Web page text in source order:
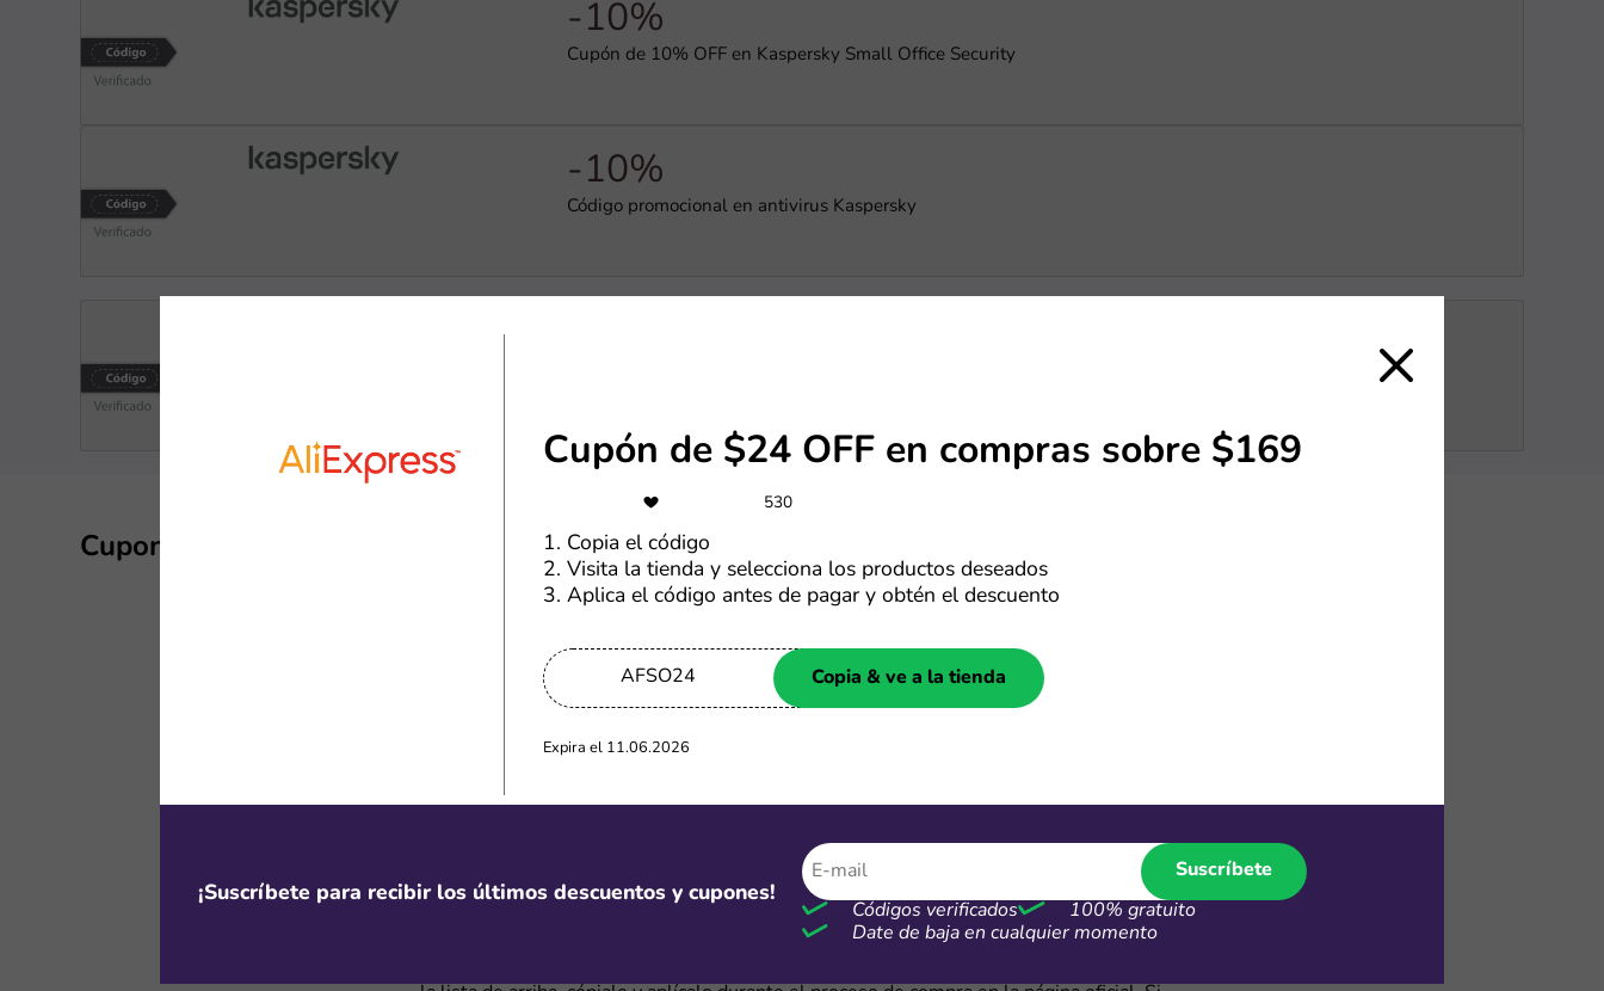
-10%
Cupón de 10% OFF en Kaspersky Small Office Security
-10%
Código promocional en antivirus Kaspersky
Cupones y descuentos de Kaspersky
Kaspersky es una marca reconocida mundialmente por ofrecer soluciones avanzadas de
Kaspersky Anti-Virus, Kaspersky Internet Security, Password Manager y Safe Kids.
Además, durante las ventas estacionales, la marca ofrece rebajas significativas, y los
planes de suscripción a largo plazo garantizan ahorros adicionales.
Cupones Kaspersky disponibles en nuestra página
En nuestro sitio web, disponemos de códigos promocionales de Kaspersky que se
licencias de software, ayudándote a proteger tus dispositivos y datos personales
mientras ahorras. Explora los códigos activos y selecciona el que mejor se ajuste a tus
Cupón de $24 OFF en compras sobre $169
530
1. Copia el código
2. Visita la tienda y selecciona los productos deseados
3. Aplica el código antes de pagar y obtén el descuento
AFSO24 Copia & ve a la tienda
Expira el 11.06.2026
¡Suscríbete para recibir los últimos descuentos y cupones!
Suscríbete
Códigos verificados
100% gratuito
Date de baja en cualquier momento